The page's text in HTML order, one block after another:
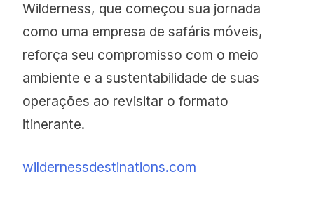
Wilderness, que começou sua jornada
como uma empresa de safáris móveis,
reforça seu compromisso com o meio
ambiente e a sustentabilidade de suas
operações ao revisitar o formato
itinerante.
wildernessdestinations.com